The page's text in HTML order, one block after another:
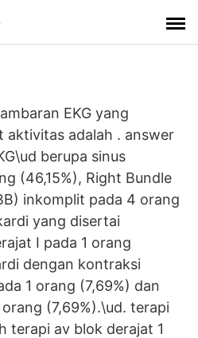
EKG yang
aktivitas adalah . answer
berupa sinus
(46,15%), Right Bundle
inkomplit pada 4 orang
yang disertai
I pada 1 orang
dengan kontraksi
1 orang (7,69%) dan
(7,69%).\ud. terapi
terapi av blok derajat 1